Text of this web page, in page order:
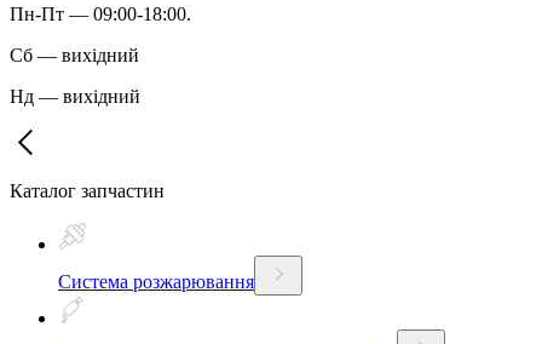
Пн-Пт — 09:00-18:00.
Сб — вихідний
Нд — вихідний
Каталог запчастин
Система розжарювання